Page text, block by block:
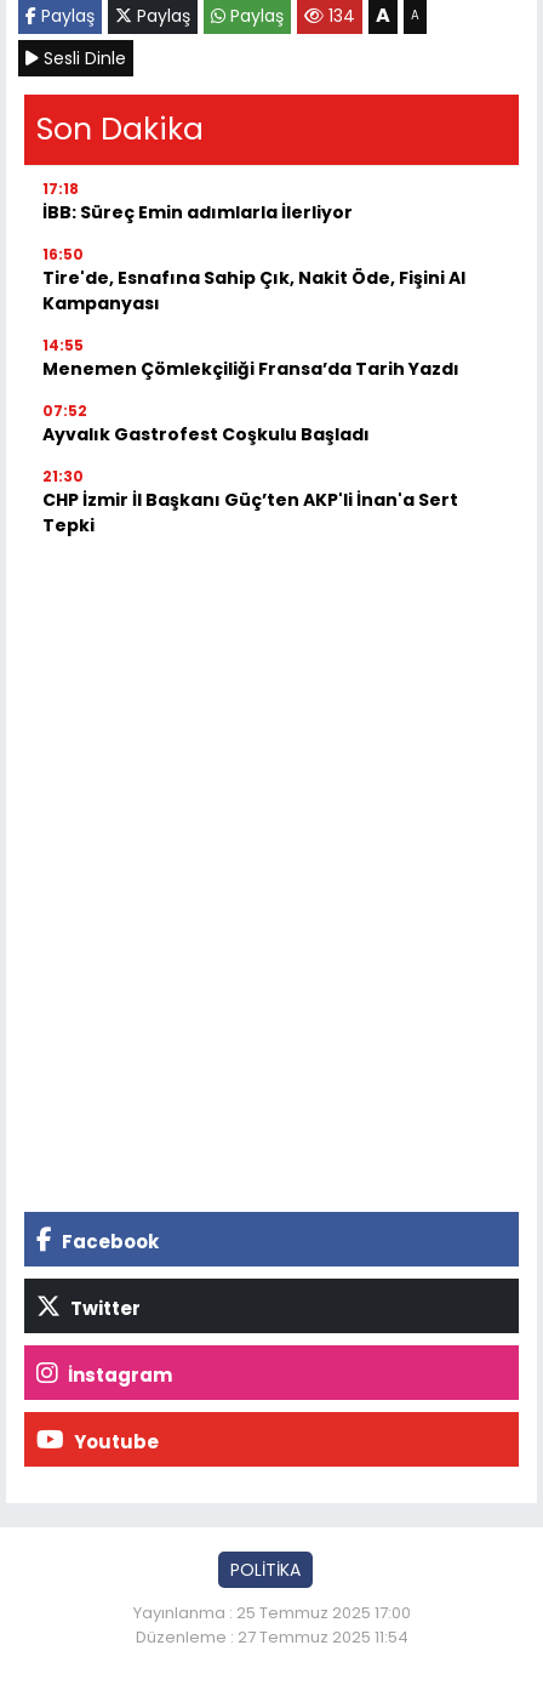
Paylaş Paylaş Paylaş 134 A A
Sesli Dinle
Son Dakika
17:18
İBB: Süreç Emin adımlarla İlerliyor
16:50
Tire'de, Esnafına Sahip Çık, Nakit Öde, Fişini Al
Kampanyası
14:55
Menemen Çömlekçiliği Fransa’da Tarih Yazdı
07:52
Ayvalık Gastrofest Coşkulu Başladı
21:30
CHP İzmir İl Başkanı Güç’ten AKP'li İnan'a Sert
Tepki
Facebook
Twitter
İnstagram
Youtube
POLİTİKA
Yayınlanma : 25 Temmuz 2025 17:00
Düzenleme : 27 Temmuz 2025 11:54